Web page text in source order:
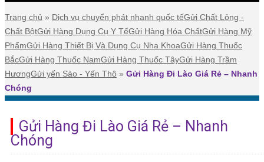
Trang chủ » Dịch vụ chuyển phát nhanh quốc tếGửi Chất Lỏng -
Chất BộtGửi Hàng Dụng Cụ Y TếGửi Hàng Hóa ChấtGửi Hàng Mỹ
PhẩmGửi Hàng Thiết Bị Và Dụng Cụ Nha KhoaGửi Hàng Thuốc
BắcGửi Hàng Thuốc NamGửi Hàng Thuốc TâyGửi Hàng Trầm
HươngGửi yến Sào - Yến Thô » Gửi Hàng Đi Lào Giá Rẻ – Nhanh
Chóng
Gửi Hàng Đi Lào Giá Rẻ – Nhanh
Chóng